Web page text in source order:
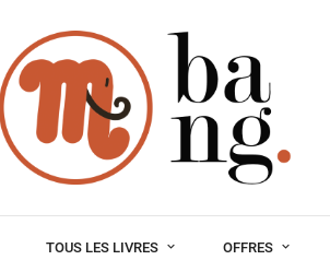
TOUS LES LIVRES OFFRES